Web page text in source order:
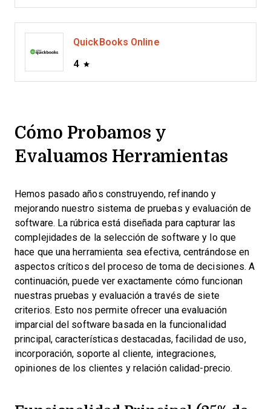
QuickBooks Online
4
Cómo Probamos y
Evaluamos Herramientas
Hemos pasado años construyendo, refinando y
mejorando nuestro sistema de pruebas y evaluación de
software. La rúbrica está diseñada para capturar las
complejidades de la selección de software y lo que
hace que una herramienta sea efectiva, centrándose en
aspectos críticos del proceso de toma de decisiones. A
continuación, puede ver exactamente cómo funcionan
nuestras pruebas y evaluación a través de siete
criterios. Esto nos permite ofrecer una evaluación
imparcial del software basada en la funcionalidad
principal, características destacadas, facilidad de uso,
incorporación, soporte al cliente, integraciones,
opiniones de los clientes y relación calidad-precio.